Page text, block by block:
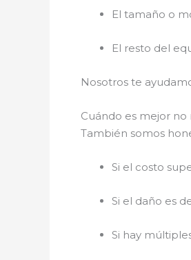
El tamaño o
El resto del
Nosotros te
Cuándo es mejor no
También somos
Si el costo
Si el daño es
Si hay